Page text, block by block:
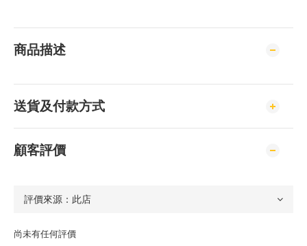
商品描述
送貨及付款方式
顧客評價
尚未有任何評價